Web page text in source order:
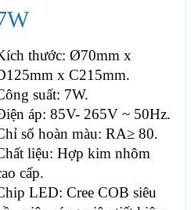
thước: Ø70mm x
x C215mm.
suất: 7W.
áp: 85V- 265V ~ 50Hz.
số hoàn màu: RA≥ 80.
liệu: Hợp kim nhôm
cấp.
LED: Cree COB siêu